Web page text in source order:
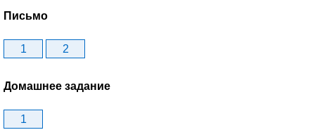
Письмо
1 2
Домашнее задание
1